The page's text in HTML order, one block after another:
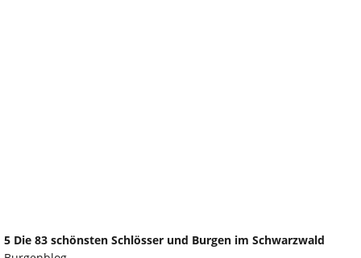
5 Die 83 schönsten Schlösser und Burgen im Schwarzwald